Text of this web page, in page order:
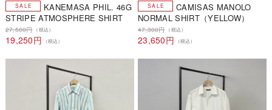
KANEMASA PHIL. 46G
STRIPE ATMOSPHERE SHIRT
27,500円 （税込）
19,250円 （税込）
CAMISAS MANOLO
NORMAL SHIRT（YELLOW）
47,300円 （税込）
23,650円 （税込）